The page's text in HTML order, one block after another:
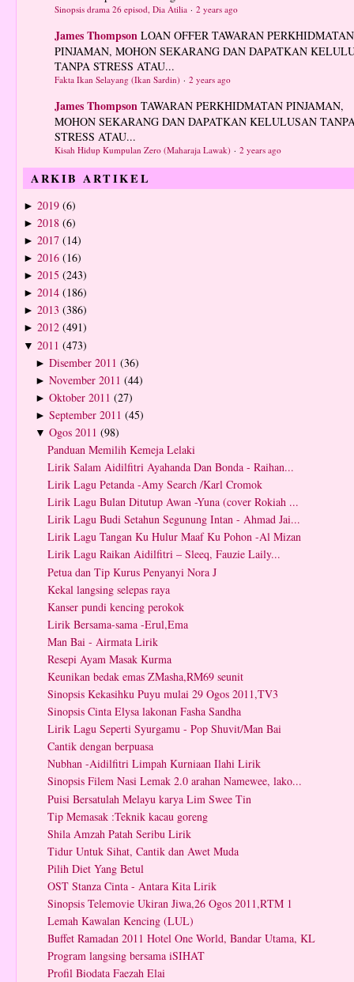
Sinopsis drama 26 episod, Dia Atilia · 2 years ago
James Thompson LOAN OFFER TAWARAN PERKHIDMATAN
PINJAMAN, MOHON SEKARANG DAN DAPATKAN
TANPA STRESS ATAU...
Fakta Ikan Selayang (Ikan Sardin) · 2 years ago
James Thompson TAWARAN PERKHIDMATAN PINJAMAN,
MOHON SEKARANG DAN DAPATKAN KELULUSAN
STRESS ATAU...
Kisah Hidup Kumpulan Zero (Maharaja Lawak) · 2 years ago
ARKIB ARTIKEL
► 2019 (6)
► 2018 (6)
► 2017 (14)
► 2016 (16)
► 2015 (243)
► 2014 (186)
► 2013 (386)
► 2012 (491)
▼ 2011 (473)
► Disember 2011 (36)
► November 2011 (44)
► Oktober 2011 (27)
► September 2011 (45)
▼ Ogos 2011 (98)
Panduan Memilih Kemeja Lelaki
Lirik Salam Aidilfitri Ayahanda Dan Bonda - Raihan...
Lirik Lagu Petanda -Amy Search /Karl Cromok
Lirik Lagu Bulan Ditutup Awan -Yuna (cover Rokiah ...
Lirik Lagu Budi Setahun Segunung Intan - Ahmad Jai...
Lirik Lagu Tangan Ku Hulur Maaf Ku Pohon -Al Mizan
Lirik Lagu Raikan Aidilfitri – Sleeq, Fauzie Laily...
Petua dan Tip Kurus Penyanyi Nora J
Kekal langsing selepas raya
Kanser pundi kencing perokok
Lirik Bersama-sama -Erul,Ema
Man Bai - Airmata Lirik
Resepi Ayam Masak Kurma
Keunikan bedak emas ZMasha,RM69 seunit
Sinopsis Kekasihku Puyu mulai 29 Ogos 2011,TV3
Sinopsis Cinta Elysa lakonan Fasha Sandha
Lirik Lagu Seperti Syurgamu - Pop Shuvit/Man Bai
Cantik dengan berpuasa
Nubhan -Aidilfitri Limpah Kurniaan Ilahi Lirik
Sinopsis Filem Nasi Lemak 2.0 arahan Namewee, lako...
Puisi Bersatulah Melayu karya Lim Swee Tin
Tip Memasak :Teknik kacau goreng
Shila Amzah Patah Seribu Lirik
Tidur Untuk Sihat, Cantik dan Awet Muda
Pilih Diet Yang Betul
OST Stanza Cinta - Antara Kita Lirik
Sinopsis Telemovie Ukiran Jiwa,26 Ogos 2011,RTM 1
Lemah Kawalan Kencing (LUL)
Buffet Ramadan 2011 Hotel One World, Bandar Utama, KL
Program langsing bersama iSIHAT
Profil Biodata Faezah Elai